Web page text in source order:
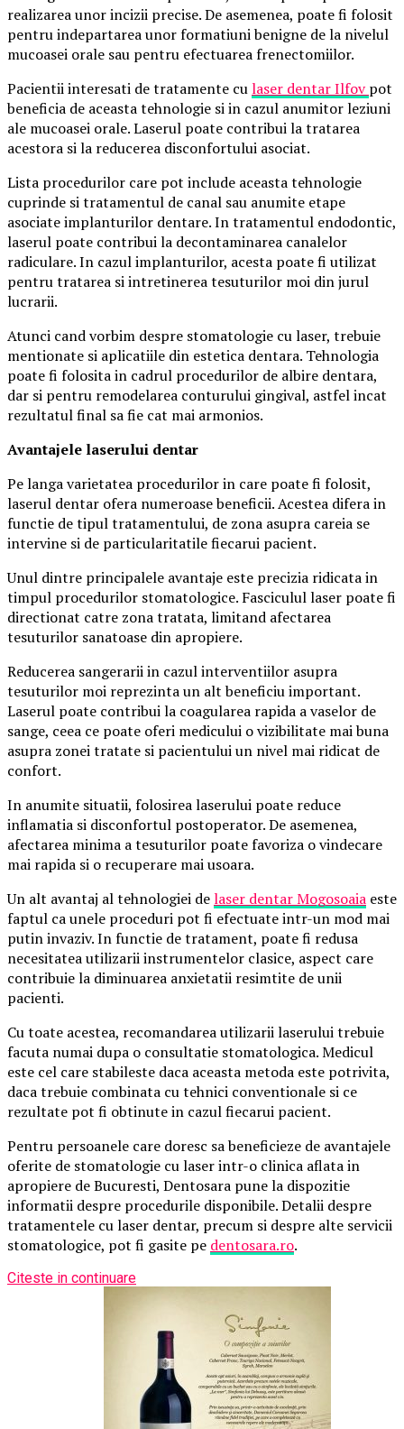
realizarea unor incizii precise. De asemenea, poate fi folosit
pentru indepartarea unor formatiuni benigne de la nivelul
mucoasei orale sau pentru efectuarea frenectomiilor.
Pacientii interesati de tratamente culaser dentar Ilfovpot
beneficia de aceasta tehnologie si in cazul anumitor leziuni
ale mucoasei orale. Laserul poate contribui la tratarea
acestora si la reducerea disconfortului asociat.
Lista procedurilor care pot include aceasta tehnologie
cuprinde si tratamentul de canal sau anumite etape
asociate implanturilor dentare. In tratamentul endodontic,
laserul poate contribui la decontaminarea canalelor
radiculare. In cazul implanturilor, acesta poate fi utilizat
pentru tratarea si intretinerea tesuturilor moi din jurul
lucrarii.
Atunci cand vorbim despre stomatologie cu laser, trebuie
mentionate si aplicatiile din estetica dentara. Tehnologia
poate fi folosita in cadrul procedurilor de albire dentara,
dar si pentru remodelarea conturului gingival, astfel incat
rezultatul final sa fie cat mai armonios.
Avantajele laserului dentar
Pe langa varietatea procedurilor in care poate fi folosit,
laserul dentar ofera numeroase beneficii. Acestea difera in
functie de tipul tratamentului, de zona asupra careia se
intervine si de particularitatile fiecarui pacient.
Unul dintre principalele avantaje este precizia ridicata in
timpul procedurilor stomatologice. Fasciculul laser poate fi
directionat catre zona tratata, limitand afectarea
tesuturilor sanatoase din apropiere.
Reducerea sangerarii in cazul interventiilor asupra
tesuturilor moi reprezinta un alt beneficiu important.
Laserul poate contribui la coagularea rapida a vaselor de
sange, ceea ce poate oferi medicului o vizibilitate mai buna
asupra zonei tratate si pacientului un nivel mai ridicat de
confort.
In anumite situatii, folosirea laserului poate reduce
inflamatia si disconfortul postoperator. De asemenea,
afectarea minima a tesuturilor poate favoriza o vindecare
mai rapida si o recuperare mai usoara.
Un alt avantaj al tehnologiei delaser dentar Mogosoaia este
faptul ca unele proceduri pot fi efectuate intr-un mod mai
putin invaziv. In functie de tratament, poate fi redusa
necesitatea utilizarii instrumentelor clasice, aspect care
contribuie la diminuarea anxietatii resimtite de unii
pacienti.
Cu toate acestea, recomandarea utilizarii laserului trebuie
facuta numai dupa o consultatie stomatologica. Medicul
este cel care stabileste daca aceasta metoda este potrivita,
daca trebuie combinata cu tehnici conventionale si ce
rezultate pot fi obtinute in cazul fiecarui pacient.
Pentru persoanele care doresc sa beneficieze de avantajele
oferite de stomatologie cu laser intr-o clinica aflata in
apropiere de Bucuresti, Dentosara pune la dispozitie
informatii despre procedurile disponibile. Detalii despre
tratamentele cu laser dentar, precum si despre alte servicii
stomatologice, pot fi gasite pe dentosara.ro.
Citeste in continuare